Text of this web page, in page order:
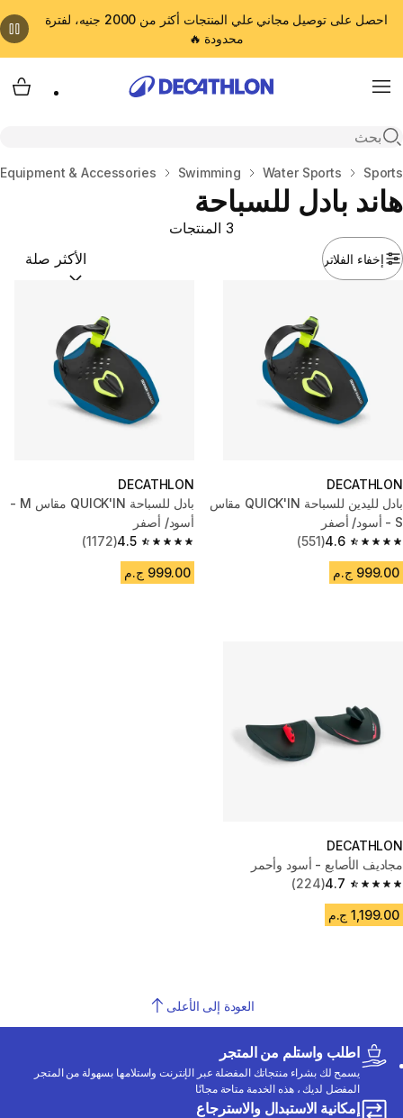
احصل على توصيل مجاني علي المنتجات أكثر من 2000 جنيه، لفترة
محدودة 🔥
Menu
Open search
المنزل
Sports
Water Sports
Swimming
& Accessories
هاند بادل للسباحة
إخفاء الفلاتر
3 المنتجات
ترتيب حسب:
DECATHLON
بادل لليدين للسباحة QUICK'IN مقاس
S - أسود/ أصفر
4.6
4.6 out of 5 stars from 551 reviews
(551)
999.00 ج.م
DECATHLON
بادل للسباحة QUICK'IN مقاس M -
أسود/ أصفر
4.5
4.5 out of 5 stars from 1172 reviews
(1172)
999.00 ج.م
DECATHLON
مجاديف الأصابع - أسود وأحمر
4.7
4.7 out of 5 stars from 224 reviews
(224)
1,199.00 ج.م
العودة إلى الأعلى
اطلب واستلم من المتجر
يسمح لك بشراء منتجاتك المفضلة عبر الإنترنت واستلامها بسهولة من المتجر
المفضل لديك ، هذه الخدمة متاحة مجانًا
إمكانية الاستبدال والاسترجاع